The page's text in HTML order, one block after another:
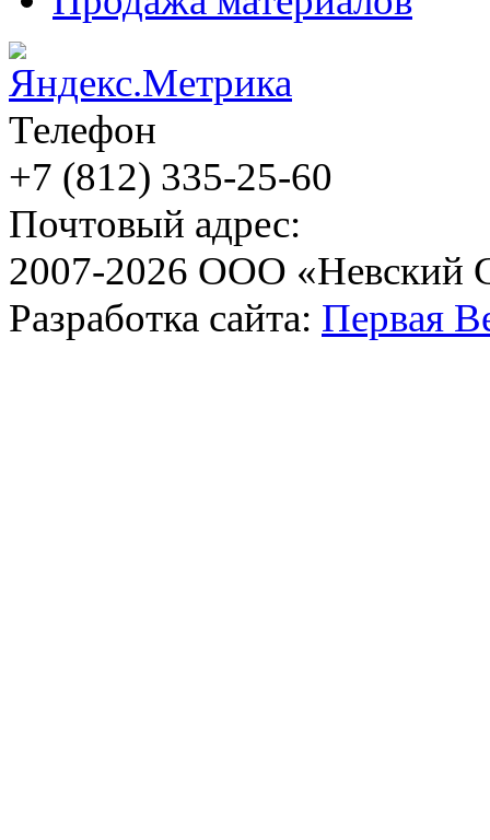
Телефон
+7 (812) 335-25-60
Почтовый адрес:
2007-2026 ООО «Невский
Разработка сайта: Первая